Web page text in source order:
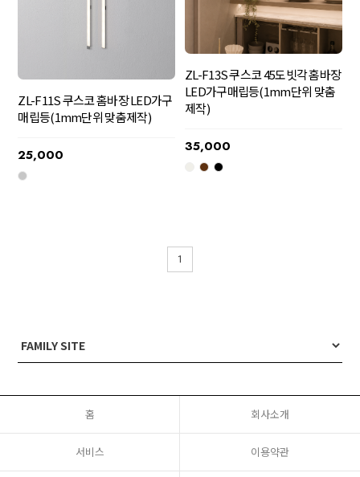
ZL-F11S 쿠스코 홈바장 LED가구
매립등(1mm단위 맞춤제작)
25,000
ZL-F13S 쿠스코 45도빗각 홈바장
LED가구매립등(1mm단위 맞춤
제작)
35,000
1
홈 회사소개
서비스 이용약관